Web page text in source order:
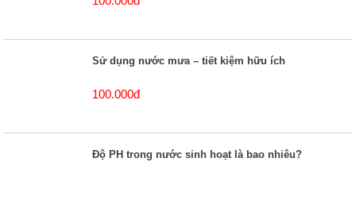
Sử dụng nước mưa – tiết kiệm hữu ích
100.000đ
Độ PH trong nước sinh hoạt là bao nhiêu?